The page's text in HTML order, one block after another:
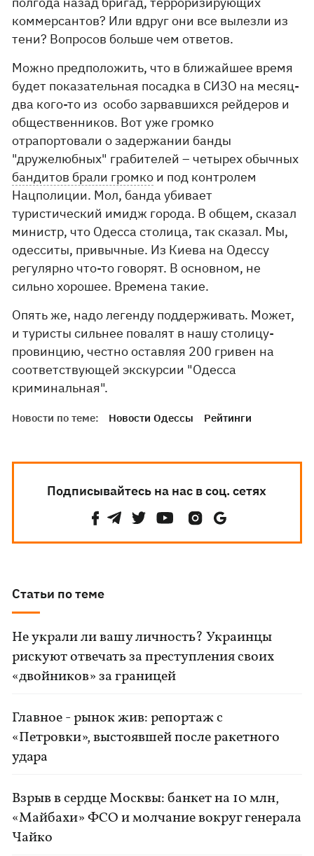
коммерсантов? Или вдруг они все вылезли из
тени? Вопросов больше чем ответов.
Можно предположить, что в ближайшее время
будет показательная посадка в СИЗО на месяц-
два кого-то из особо зарвавшихся рейдеров и
общественников. Вот уже громко
отрапортовали о задержании банды
"дружелюбных" грабителей – четырех обычных
бандитов брали громко и под контролем
Нацполиции. Мол, банда убивает
туристический имидж города. В общем, сказал
министр, что Одесса столица, так сказал. Мы,
одесситы, привычные. Из Киева на Одессу
регулярно что-то говорят. В основном, не
сильно хорошее. Времена такие.
Опять же, надо легенду поддерживать. Может,
и туристы сильнее повалят в нашу столицу-
провинцию, честно оставляя 200 гривен на
соответствующей экскурсии "Одесса
криминальная".
Новости по теме: Новости Одессы Рейтинги
Подписывайтесь на нас в соц. сетях
Статьи по теме
Не украли ли вашу личность? Украинцы
рискуют отвечать за преступления своих
«двойников» за границей
Главное - рынок жив: репортаж с
«Петровки», выстоявшей после ракетного
удара
Взрыв в сердце Москвы: банкет на 10 млн,
«Майбахи» ФСО и молчание вокруг генерала
Чайко